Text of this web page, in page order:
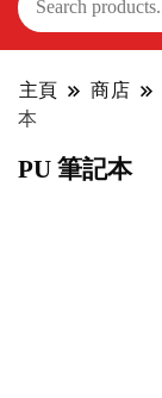
主頁 商店
本
PU 筆記本